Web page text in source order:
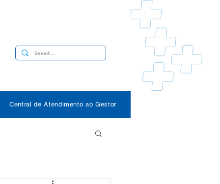
Central de Atendimento ao Gestor